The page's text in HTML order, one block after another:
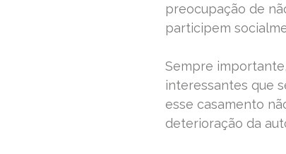
preocupação de
participem
Sempre
interessantes que
esse casamento
deterioração da